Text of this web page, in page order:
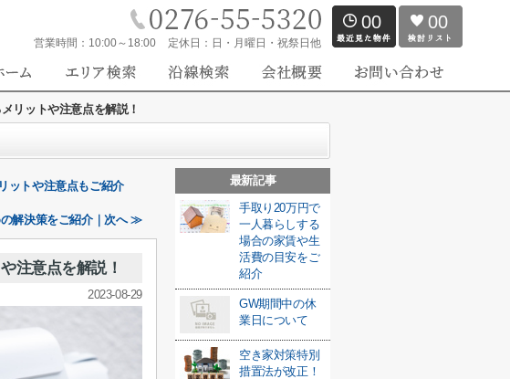
営業時間： 10:00～18:00 定休日： 日・月曜日・祝祭日他
00 00
リットや注意点を解説！
ットや注意点もご紹介
解決策をご紹介｜次へ ≫
注意点を解説！
2023-08-29
最新記事
手取り20万円で
一人暮らしする
場合の家賃や生
活費の目安をご
紹介
GW期間中の休
業日について
空き家対策特別
措置法が改正！